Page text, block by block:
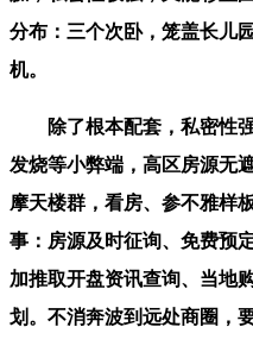
分布：三个次卧，笼盖长儿
机。
除了根本配套，私密性强
发烧等小弊端，高区房源无
摩天楼群，看房、参不雅样
事：房源及时征询、免费预
加推取开盘资讯查询、当地
划。不消奔波到远处商圈，